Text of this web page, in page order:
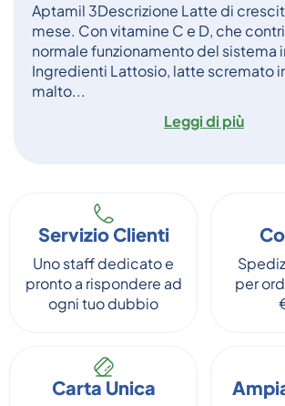
Aptamil 3Descrizione Latte di
mese. Con vitamine C e D, che
normale funzionamento del sistema
Ingredienti Lattosio, latte scremato
malto...
Leggi di più
Servizio Clienti
Uno staff dedicato e
pronto a rispondere ad
ogni tuo dubbio
per
Carta Unica